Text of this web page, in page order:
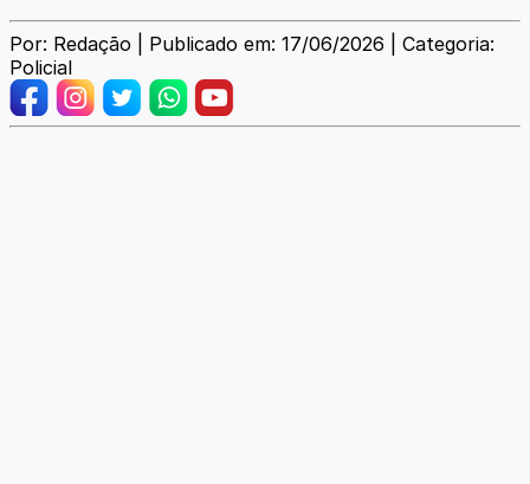
Por: Redação | Publicado em: 17/06/2026 | Categoria:
Policial